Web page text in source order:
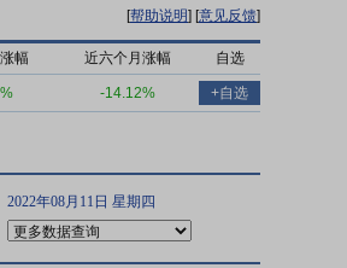
[帮助说明] [意见反馈]
幅 近六个月涨幅 自选
-14.12% +自选
2022年08月11日 星期四